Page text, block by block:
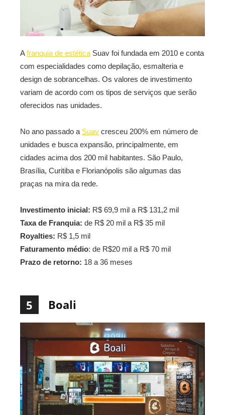
Afranquia de estética Suav foi fundada em 2010 e conta
com especialidades como depilação, esmalteria e
design de sobrancelhas. Os valores de investimento
variam de acordo com os tipos de serviços que serão
oferecidos nas unidades.
No ano passado a Suav cresceu 200% em número de
unidades e busca expansão, principalmente, em
cidades acima dos 200 mil habitantes. São Paulo,
Brasília, Curitiba e Florianópolis são algumas das
praças na mira da rede.
Investimento inicial: R$ 69,9 mil a R$ 131,2 mil
Taxa de Franquia: de R$ 20 mil a R$ 35 mil
Royalties: R$ 1,5 mil
Faturamento médio: de R$20 mil a R$ 70 mil
Prazo de retorno: 18 a 36 meses
5 Boali